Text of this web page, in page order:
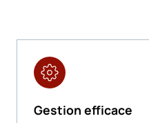
Gestion efficace